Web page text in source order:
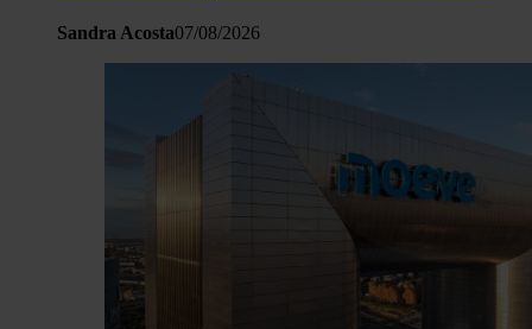
Sandra Acosta07/08/2026